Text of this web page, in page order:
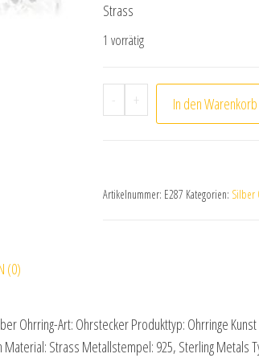
Strass
1 vorrätig
- Ohrstecker Blume mit
+ In den Warenkorb
Artikelnummer: E287 Kategorien: Silber
(0)
Ohrring-Art: Ohrstecker Produkttyp: Ohrringe
Material: Strass Metallstempel: 925, Sterling Metals